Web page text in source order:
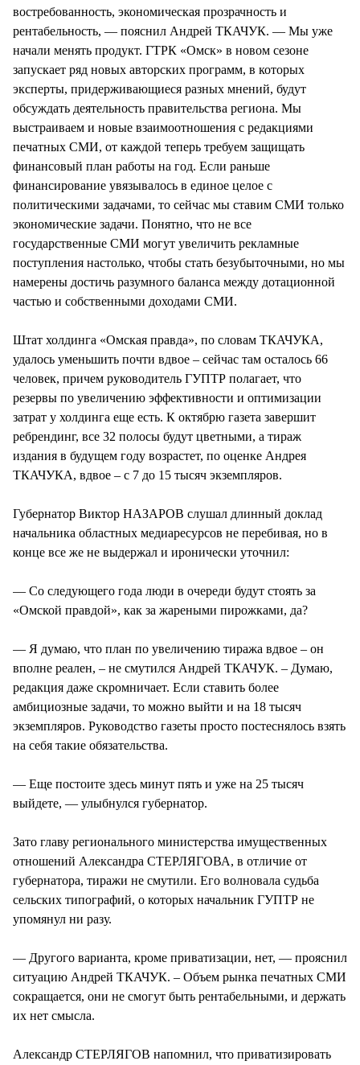
востребованность, экономическая прозрачность и
рентабельность, — пояснил Андрей ТКАЧУК. — Мы уже
начали менять продукт. ГТРК «Омск» в новом сезоне
запускает ряд новых авторских программ, в которых
эксперты, придерживающиеся разных мнений, будут
обсуждать деятельность правительства региона. Мы
выстраиваем и новые взаимоотношения с редакциями
печатных СМИ, от каждой теперь требуем защищать
финансовый план работы на год. Если раньше
финансирование увязывалось в единое целое с
политическими задачами, то сейчас мы ставим СМИ только
экономические задачи. Понятно, что не все
государственные СМИ могут увеличить рекламные
поступления настолько, чтобы стать безубыточными, но мы
намерены достичь разумного баланса между дотационной
частью и собственными доходами СМИ.
Штат холдинга «Омская правда», по словам ТКАЧУКА,
удалось уменьшить почти вдвое – сейчас там осталось 66
человек, причем руководитель ГУПТР полагает, что
резервы по увеличению эффективности и оптимизации
затрат у холдинга еще есть. К октябрю газета завершит
ребрендинг, все 32 полосы будут цветными, а тираж
издания в будущем году возрастет, по оценке Андрея
ТКАЧУКА, вдвое – с 7 до 15 тысяч экземпляров.
Губернатор Виктор НАЗАРОВ слушал длинный доклад
начальника областных медиаресурсов не перебивая, но в
конце все же не выдержал и иронически уточнил:
— Со следующего года люди в очереди будут стоять за
«Омской правдой», как за жареными пирожками, да?
— Я думаю, что план по увеличению тиража вдвое – он
вполне реален, – не смутился Андрей ТКАЧУК. – Думаю,
редакция даже скромничает. Если ставить более
амбициозные задачи, то можно выйти и на 18 тысяч
экземпляров. Руководство газеты просто постеснялось взять
на себя такие обязательства.
— Еще постоите здесь минут пять и уже на 25 тысяч
выйдете, — улыбнулся губернатор.
Зато главу регионального министерства имущественных
отношений Александра СТЕРЛЯГОВА, в отличие от
губернатора, тиражи не смутили. Его волновала судьба
сельских типографий, о которых начальник ГУПТР не
упомянул ни разу.
— Другого варианта, кроме приватизации, нет, — прояснил
ситуацию Андрей ТКАЧУК. – Объем рынка печатных СМИ
сокращается, они не смогут быть рентабельными, и держать
их нет смысла.
Александр СТЕРЛЯГОВ напомнил, что приватизировать